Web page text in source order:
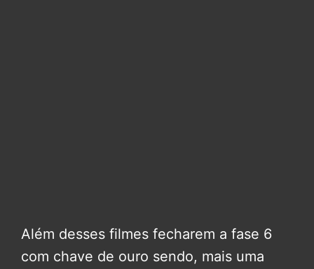
Além desses filmes fecharem a fase 6
com chave de ouro sendo, mais uma